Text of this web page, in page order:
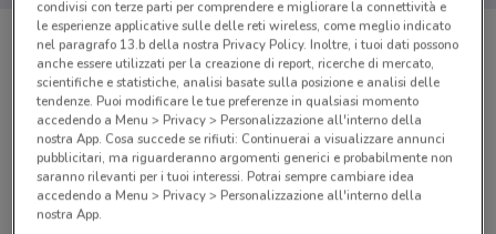
Negozi IN'S a Roma
© MapTiler
condivisi con terze parti per comprendere e migliorare la connettività e
le esperienze applicative sulle delle reti wireless, come meglio indicato
nel paragrafo 13.b della nostra Privacy Policy. Inoltre, i tuoi dati possono
anche essere utilizzati per la creazione di report, ricerche di mercato,
scientifiche e statistiche, analisi basate sulla posizione e analisi delle
tendenze. Puoi modificare le tue preferenze in qualsiasi momento
accedendo a Menu > Privacy > Personalizzazione all'interno della
nostra App. Cosa succede se rifiuti: Continuerai a visualizzare annunci
pubblicitari, ma riguarderanno argomenti generici e probabilmente non
saranno rilevanti per i tuoi interessi. Potrai sempre cambiare idea
accedendo a Menu > Privacy > Personalizzazione all'interno della
nostra App.